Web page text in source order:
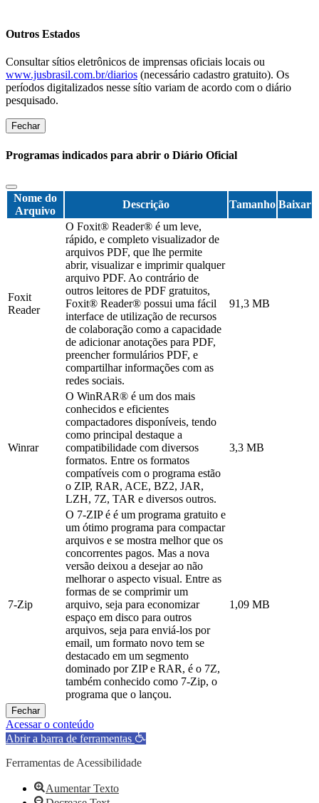
Outros Estados
Consultar sítios eletrônicos de imprensas oficiais locais ou
www.jusbrasil.com.br/diarios (necessário cadastro gratuito). Os
períodos digitalizados nesse sítio variam de acordo com o diário
pesquisado.
Fechar
Programas indicados para abrir o Diário Oficial
Nome do
Arquivo
Descrição Tamanho Baixar
Foxit
Reader
O Foxit® Reader® é um leve,
rápido, e completo visualizador de
arquivos PDF, que lhe permite
abrir, visualizar e imprimir qualquer
arquivo PDF. Ao contrário de
outros leitores de PDF gratuitos,
Foxit® Reader® possui uma fácil
interface de utilização de recursos
de colaboração como a capacidade
de adicionar anotações para PDF,
preencher formulários PDF, e
compartilhar informações com as
redes sociais.
91,3 MB
Winrar
O WinRAR® é um dos mais
conhecidos e eficientes
compactadores disponíveis, tendo
como principal destaque a
compatibilidade com diversos
formatos. Entre os formatos
compatíveis com o programa estão
o ZIP, RAR, ACE, BZ2, JAR,
LZH, 7Z, TAR e diversos outros.
3,3 MB
7-Zip
O 7-ZIP é é um programa gratuito e
um ótimo programa para compactar
arquivos e se mostra melhor que os
concorrentes pagos. Mas a nova
versão deixou a desejar ao não
melhorar o aspecto visual. Entre as
formas de se comprimir um
arquivo, seja para economizar
espaço em disco para outros
arquivos, seja para enviá-los por
email, um formato novo tem se
destacado em um segmento
dominado por ZIP e RAR, é o 7Z,
também conhecido como 7-Zip, o
programa que o lançou.
1,09 MB
Fechar
Acessar o conteúdo
Abrir a barra de ferramentas
Ferramentas de Acessibilidade
Aumentar Texto